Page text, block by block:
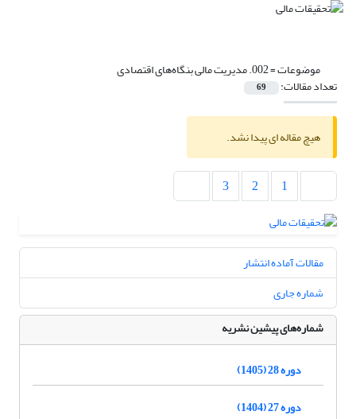
موضوعات =002. مدیریت مالی بنگاه‌های اقتصادی
تعداد مقالات: 69
هیچ مقاله ای پیدا نشد.
1
2
3
مقالات آماده انتشار
شماره جاری
شماره‌های پیشین نشریه
دوره 28 (1405)
دوره 27 (1404)